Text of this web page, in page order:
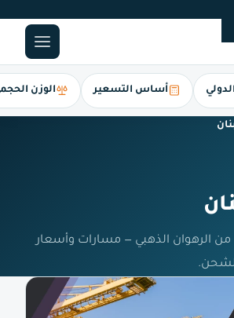
أساس التسعير الوزن
الرهوان الذهبي — مسارات وأسعار